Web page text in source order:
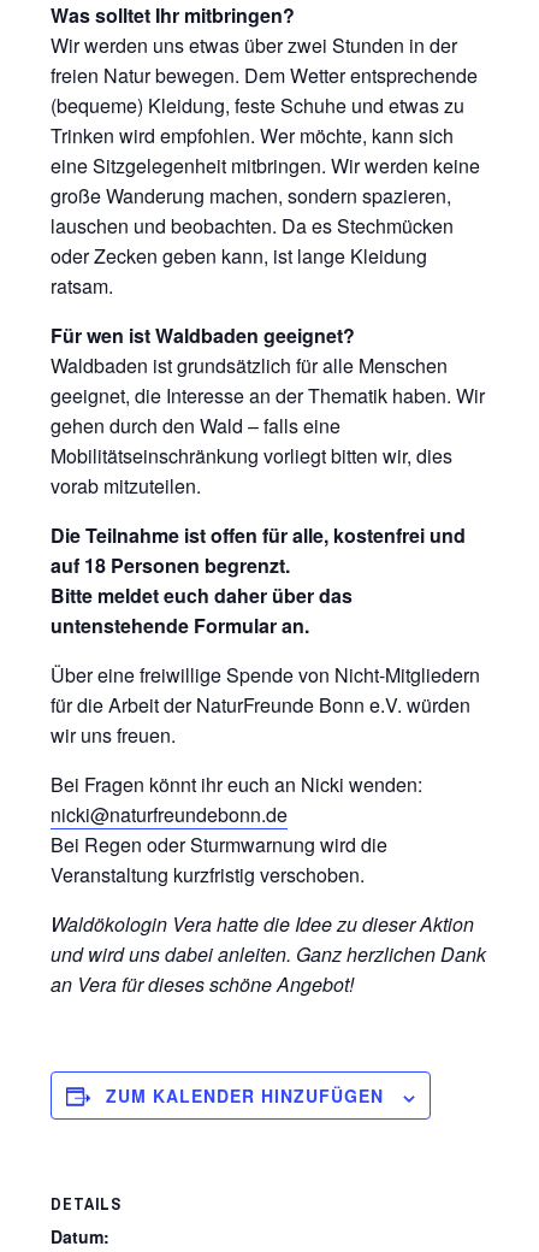
Was solltet Ihr mitbringen?
Wir werden uns etwas über zwei Stunden in der
freien Natur bewegen. Dem Wetter entsprechende
(bequeme) Kleidung, feste Schuhe und etwas zu
Trinken wird empfohlen. Wer möchte, kann sich
eine Sitzgelegenheit mitbringen. Wir werden keine
große Wanderung machen, sondern spazieren,
lauschen und beobachten. Da es Stechmücken
oder Zecken geben kann, ist lange Kleidung
ratsam.
Für wen ist Waldbaden geeignet?
Waldbaden ist grundsätzlich für alle Menschen
geeignet, die Interesse an der Thematik haben. Wir
gehen durch den Wald – falls eine
Mobilitätseinschränkung vorliegt bitten wir, dies
vorab mitzuteilen.
Die Teilnahme ist offen für alle, kostenfrei und
auf 18 Personen begrenzt.
Bitte meldet euch daher über das
untenstehende Formular an.
Über eine freiwillige Spende von Nicht-Mitgliedern
für die Arbeit der NaturFreunde Bonn e.V. würden
wir uns freuen.
Bei Fragen könnt ihr euch an Nicki wenden:
nicki@naturfreundebonn.de
Bei Regen oder Sturmwarnung wird die
Veranstaltung kurzfristig verschoben.
Waldökologin Vera hatte die Idee zu dieser Aktion
und wird uns dabei anleiten. Ganz herzlichen Dank
an Vera für dieses schöne Angebot!
ZUM KALENDER HINZUFÜGEN
DETAILS
Datum: